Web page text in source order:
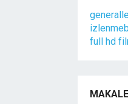
full hd